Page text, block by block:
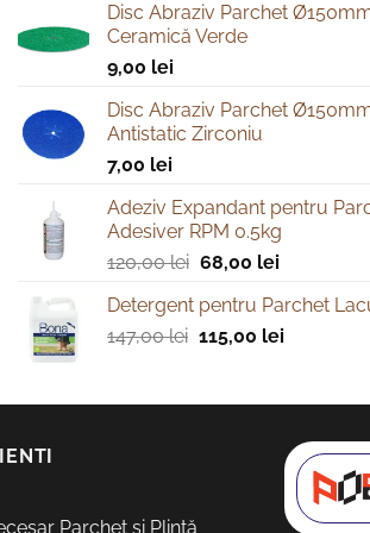
Disc Abraziv Parchet
Ceramică Verde
9,00 lei
Disc Abraziv Parchet
Antistatic Zirconiu
7,00 lei
Adeziv Expandant pentru
Adesiver RPM 0.5kg
120,00lei Prețul
a
fost:
68,00 leiPrețul
este:
68,00 lei.
Detergent pentru Parchet
147,00lei Prețul
fost:
115,00 leiPrețul
115,00 lei.
Parchet și Plintă